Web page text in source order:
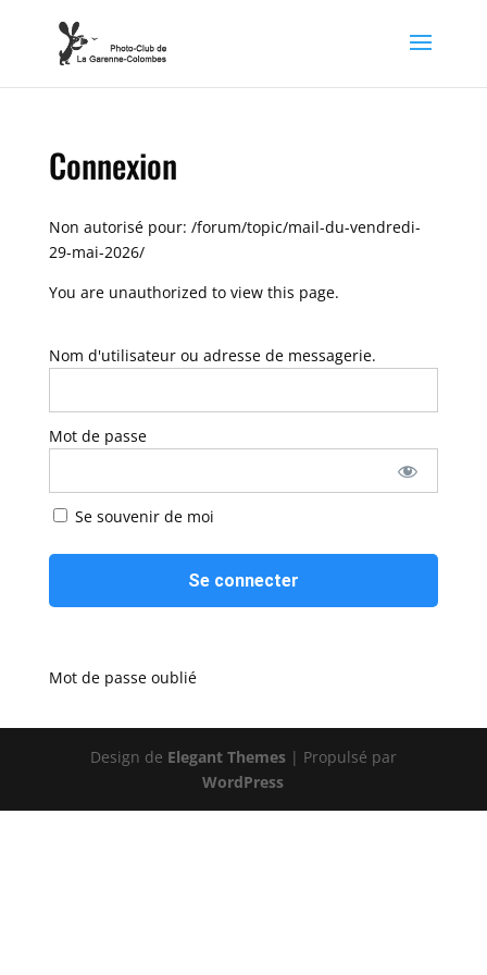
Connexion
Non autorisé pour: /forum/topic/mail-du-vendredi-
29-mai-2026/
You are unauthorized to view this page.
Nom d'utilisateur ou adresse de messagerie.
Mot de passe
Se souvenir de moi
Mot de passe oublié
Design de Elegant Themes| Propulsé par
WordPress